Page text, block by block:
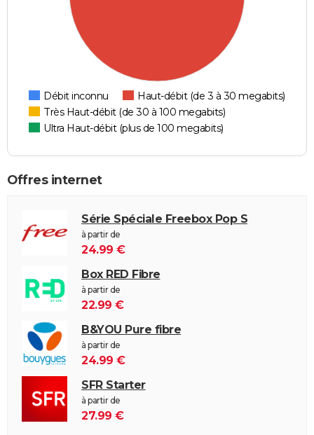
Débit inconnu
Haut-débit (de 3 à 30 megabits)
Très Haut-débit (de 30 à 100 megabits)
Ultra Haut-débit (plus de 100 megabits)
Offres internet
Série Spéciale Freebox Pop S
à partir de
24.99 €
Box RED Fibre
à partir de
22.99 €
B&YOU Pure fibre
à partir de
24.99 €
SFR Starter
à partir de
27.99 €